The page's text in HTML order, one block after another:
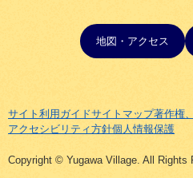
地図・アクセス
サイト利用ガイドサイトマップ著作権
アクセシビリティ方針個人情報保護
Copyright © Yugawa Village. All Rights